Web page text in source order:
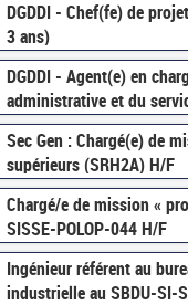
DGDDI - Chef(fe) de
3 ans)
DGDDI - Agent(e) en
administrative et du
Sec Gen : Chargé(e) de
supérieurs (SRH2A) H/F
Chargé/e de mission «
SISSE-POLOP-044 H/F
Ingénieur référent au
industrielle au SBDU-SI-